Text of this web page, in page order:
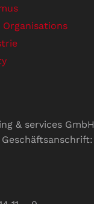
& services GmbH